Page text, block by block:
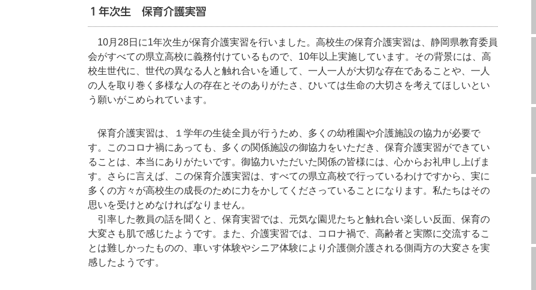
１年次生 保育介護実習
10月28日に1年次生が保育介護実習を行いました。高校生の保育介護実習は、静岡県教育委員
会がすべての県立高校に義務付けているもので、10年以上実施しています。その背景には、高
校生世代に、世代の異なる人と触れ合いを通して、一人一人が大切な存在であることや、一人
の人を取り巻く多様な人の存在とそのありがたさ、ひいては生命の大切さを考えてほしいとい
う願いがこめられています。
保育介護実習は、１学年の生徒全員が行うため、多くの幼稚園や介護施設の協力が必要で
す。このコロナ禍にあっても、多くの関係施設の御協力をいただき、保育介護実習ができてい
ることは、本当にありがたいです。御協力いただいた関係の皆様には、心からお礼申し上げま
す。さらに言えば、この保育介護実習は、すべての県立高校で行っているわけですから、実に
多くの方々が高校生の成長のために力をかしてくださっていることになります。私たちはその
思いを受けとめなければなりません。
引率した教員の話を聞くと、保育実習では、元気な園児たちと触れ合い楽しい反面、保育の
大変さも肌で感じたようです。また、介護実習では、コロナ禍で、高齢者と実際に交流するこ
とは難しかったものの、車いす体験やシニア体験により介護側介護される側両方の大変さを実
感したようです。